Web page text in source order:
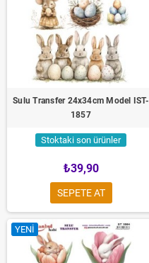
Sulu Transfer 24x34cm Model IST-
1857
Stoktaki son ürünler
₺39,90
SEPETE AT
YENI